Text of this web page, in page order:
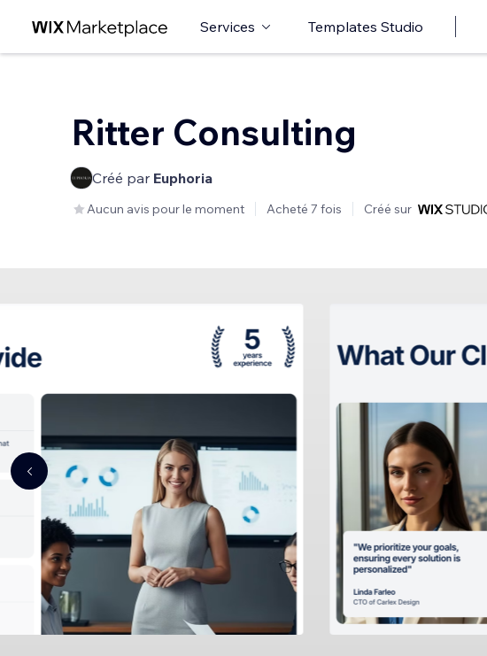
Services Templates Studio
Ritter Consulting
Créé par Euphoria
Aucun avis pour le moment Acheté 7 fois Créé sur